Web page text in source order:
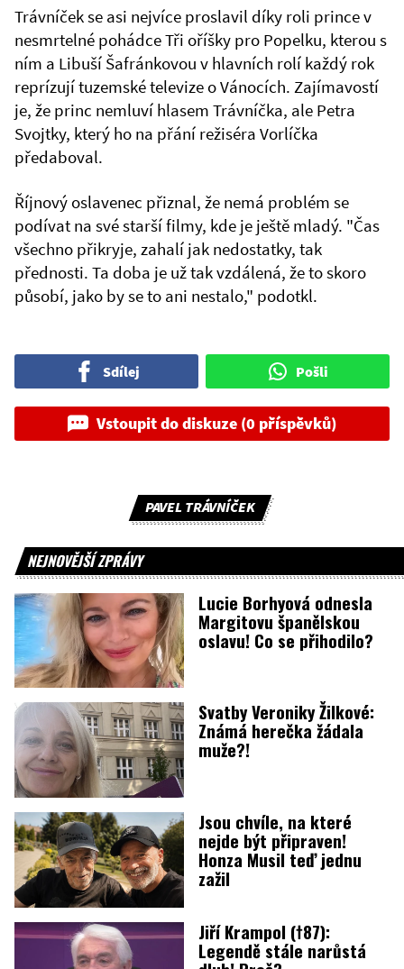
Trávníček se asi nejvíce proslavil díky roli prince v
nesmrtelné pohádce Tři oříšky pro Popelku, kterou s
ním a Libuší Šafránkovou v hlavních rolí každý rok
reprízují tuzemské televize o Vánocích. Zajímavostí
je, že princ nemluví hlasem Trávníčka, ale Petra
Svojtky, který ho na přání režiséra Vorlíčka
předaboval.
Říjnový oslavenec přiznal, že nemá problém se
podívat na své starší filmy, kde je ještě mladý. "Čas
všechno přikryje, zahalí jak nedostatky, tak
přednosti. Ta doba je už tak vzdálená, že to skoro
působí, jako by se to ani nestalo," podotkl.
Sdílej Pošli
Vstoupit do diskuze (0 příspěvků)
PAVEL TRÁVNÍČEK
NEJNOVĚJŠÍ ZPRÁVY
Lucie Borhyová odnesla
Margitovu španělskou
oslavu! Co se přihodilo?
Svatby Veroniky Žilkové:
Známá herečka žádala
muže?!
Jsou chvíle, na které
nejde být připraven!
Honza Musil teď jednu
zažil
Jiří Krampol (†87):
Legendě stále narůstá